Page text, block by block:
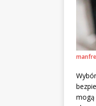
mogą